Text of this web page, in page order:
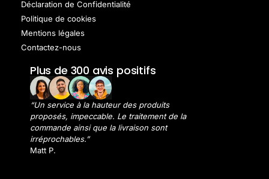
Déclaration de Confidentialité
Politique de cookies
Mentions légales
Contactez-nous
Plus de 300 avis positifs
“Un service à la hauteur des produits
proposés, impeccable. Le traitement de la
commande ainsi que la livraison sont
irréprochables.”
Matt P.